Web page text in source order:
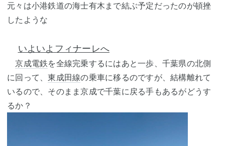
元々は小港鉄道の海士有木まで結ぶ予定だったのが頓挫
したような
いよいよフィナーレへ
京成電鉄を全線完乗するにはあと一歩、千葉県の北側
に回って、東成田線の乗車に移るのですが、結構離れて
いるので、そのまま京成で千葉に戻る手もあるがどうす
るか？